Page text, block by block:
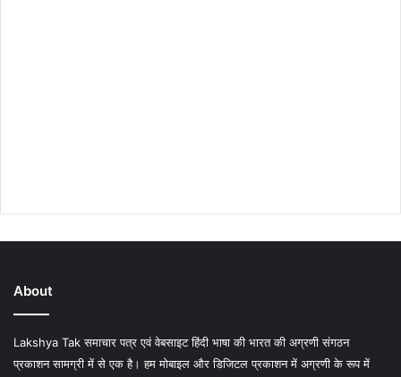
About
Lakshya Tak समाचार पत्र एवं वेबसाइट हिंदी भाषा की भारत की अग्रणी संगठन
प्रकाशन सामग्री में से एक है। हम मोबाइल और डिजिटल प्रकाशन में अग्रणी के रूप में